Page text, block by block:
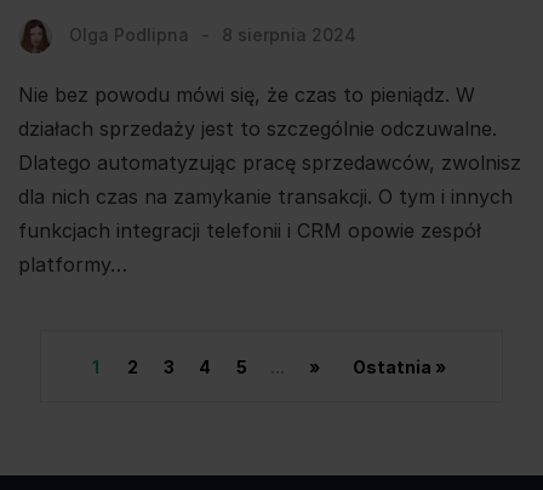
Olga Podlipna 8 sierpnia 2024
Nie bez powodu mówi się, że czas to pieniądz. W
działach sprzedaży jest to szczególnie odczuwalne.
Dlatego automatyzując pracę sprzedawców, zwolnisz
dla nich czas na zamykanie transakcji. O tym i innych
funkcjach integracji telefonii i CRM opowie zespół
platformy…
1 2 3 4 5 » Ostatnia »